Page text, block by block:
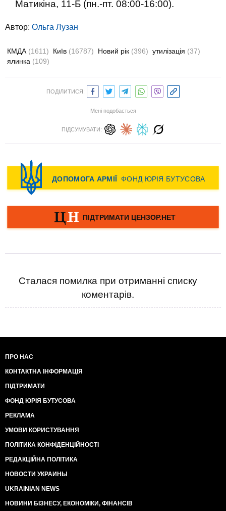
Матикіна, 11-Б (пн.-пт. 08:00-16:00).
Автор: Ольга Лузан
КМДА (1611) Київ (16787) Новий рік (396) утилізація (37)
ялинка (109)
ПОДІЛИТИСЯ:
Мені подобається
ПІДСУМУВАТИ:
Сталася помилка при отриманні списку
коментарів.
ПРО НАС
КОНТАКТНА ІНФОРМАЦІЯ
ПІДТРИМАТИ
ФОНД ЮРІЯ БУТУСОВА
РЕКЛАМА
УМОВИ КОРИСТУВАННЯ
ПОЛІТИКА КОНФІДЕНЦІЙНОСТІ
РЕДАКЦІЙНА ПОЛІТИКА
НОВОСТИ УКРАИНЫ
UKRAINIAN NEWS
НОВИНИ БІЗНЕСУ, ЕКОНОМІКИ, ФІНАНСІВ